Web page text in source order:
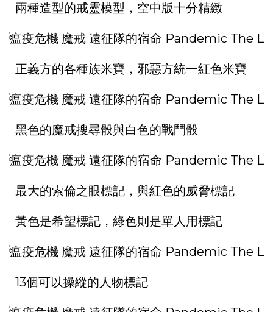
兩種造型的戒靈模型，空中版十分精緻
正義方的各種族米寶，邪惡方統一紅色米寶
黑色的魔戒搜尋骰與白色的戰鬥骰
最大的索倫之眼標記，與紅色的威脅標記
黃色是希望標記，綠色則是單人用標記
13個可以操縱的人物標記